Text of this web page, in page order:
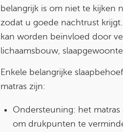
belangrijk is om niet te kijken
zodat u goede nachtrust
kan worden beïnvloed door
lichaamsbouw,
Enkele belangrijke
matras zijn:
Ondersteuning: het
om drukpunten te